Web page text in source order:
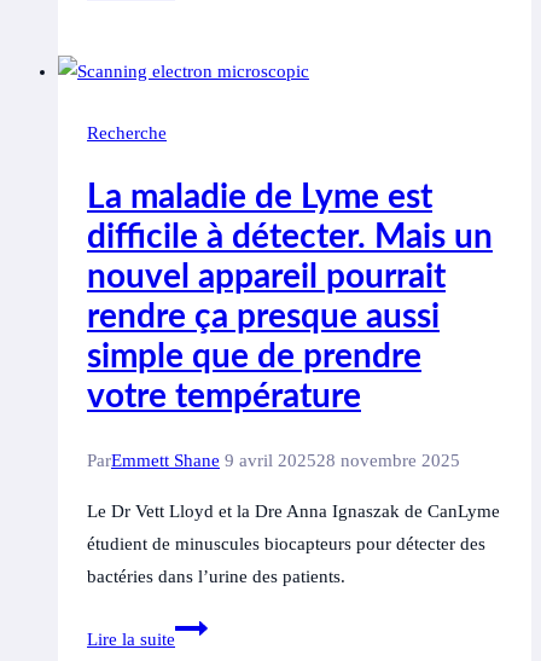
comestibles
aider
à
limiter
risque
de
maladie
Lyme
Recherche
La maladie de Lyme est
difficile à détecter. Mais un
nouvel appareil pourrait
rendre ça presque aussi
simple que de prendre
votre température
ParEmmett Shane 9 avril 202528 novembre 2025
Le Dr Vett Lloyd et la Dre Anna Ignaszak de CanLyme
étudient de minuscules biocapteurs pour détecter des
bactéries dans l’urine des patients.
Lire la suite
La